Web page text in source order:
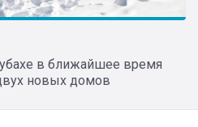
в ближайшее время
новых домов